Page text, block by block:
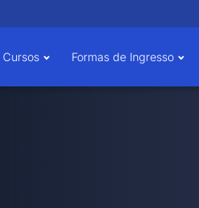
Cursos Formas de Ingresso